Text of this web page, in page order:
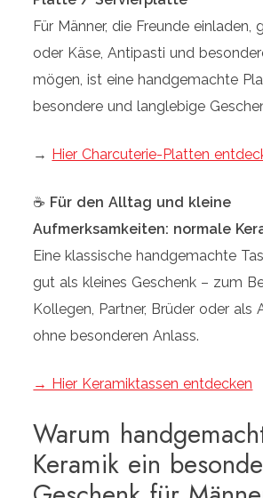
Für Männer, die Freunde einladen,
oder Käse, Antipasti und
mögen, ist eine handgemachte
besondere und langlebige
→ Hier Charcuterie-Platten
☕ Für den Alltag und kleine
Aufmerksamkeiten: normale
Eine klassische handgemachte
gut als kleines Geschenk – zum
Kollegen, Partner, Brüder oder als
ohne besonderen Anlass.
→ Hier Keramiktassen entdecken
Warum
Keramik ein